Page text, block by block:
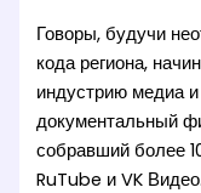
Говоры, будучи
кода региона,
индустрию медиа
документальный
собравший более
RuTube и VK